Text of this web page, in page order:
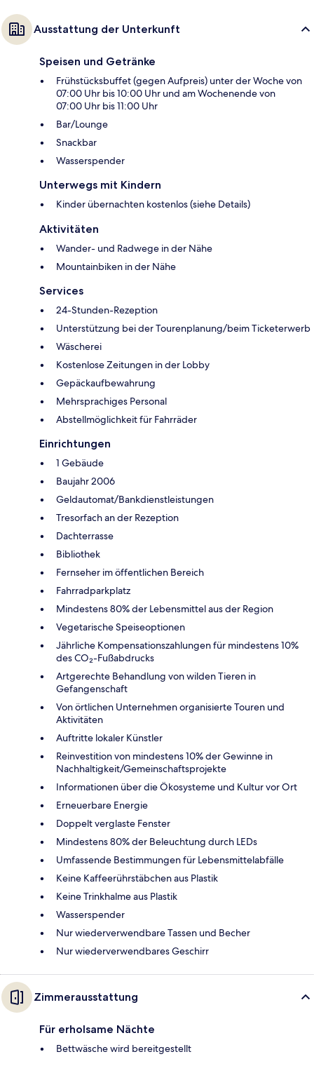
Ausstattung der Unterkunft
Speisen und Getränke
Frühstücksbuffet (gegen Aufpreis) unter der Woche von
07:00 Uhr bis 10:00 Uhr und am Wochenende von
07:00 Uhr bis 11:00 Uhr
Bar/Lounge
Snackbar
Wasserspender
Unterwegs mit Kindern
Kinder übernachten kostenlos (siehe Details)
Aktivitäten
Wander- und Radwege in der Nähe
Mountainbiken in der Nähe
Services
24-Stunden-Rezeption
Unterstützung bei der Tourenplanung/beim Ticketerwerb
Wäscherei
Kostenlose Zeitungen in der Lobby
Gepäckaufbewahrung
Mehrsprachiges Personal
Abstellmöglichkeit für Fahrräder
Einrichtungen
1 Gebäude
Baujahr 2006
Geldautomat/Bankdienstleistungen
Tresorfach an der Rezeption
Dachterrasse
Bibliothek
Fernseher im öffentlichen Bereich
Fahrradparkplatz
Mindestens 80% der Lebensmittel aus der Region
Vegetarische Speiseoptionen
Jährliche Kompensationszahlungen für mindestens 10%
des CO₂-Fußabdrucks
Artgerechte Behandlung von wilden Tieren in
Gefangenschaft
Von örtlichen Unternehmen organisierte Touren und
Aktivitäten
Auftritte lokaler Künstler
Reinvestition von mindestens 10% der Gewinne in
Nachhaltigkeit/Gemeinschaftsprojekte
Informationen über die Ökosysteme und Kultur vor Ort
Erneuerbare Energie
Doppelt verglaste Fenster
Mindestens 80% der Beleuchtung durch LEDs
Umfassende Bestimmungen für Lebensmittelabfälle
Keine Kaffeerührstäbchen aus Plastik
Keine Trinkhalme aus Plastik
Wasserspender
Nur wiederverwendbare Tassen und Becher
Nur wiederverwendbares Geschirr
Zimmerausstattung
Für erholsame Nächte
Bettwäsche wird bereitgestellt